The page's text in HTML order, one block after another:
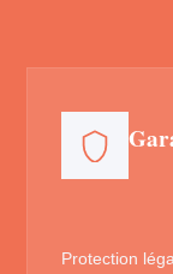
Protection